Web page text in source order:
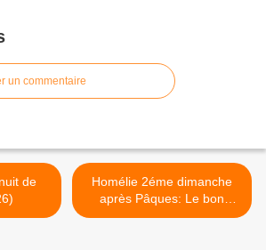
un commentaire
Homélie 2éme dimanche
après Pâques: Le bon
Pasteur (2026) >